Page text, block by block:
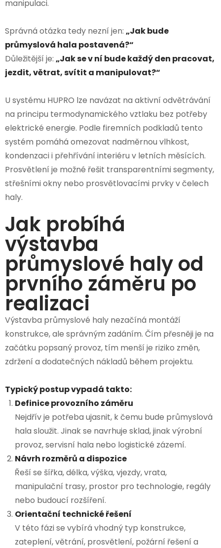
manipulaci.
Správná otázka tedy nezní jen: „Jak bude
průmyslová hala postavená?“
Důležitější je: „Jak se v ní bude každý den pracovat,
jezdit, větrat, svítit a manipulovat?“
U systému HUPRO lze navázat na aktivní odvětrávání
na principu termodynamického vztlaku bez potřeby
elektrické energie. Podle firemních podkladů tento
systém pomáhá omezovat nadměrnou vlhkost,
kondenzaci i přehřívání interiéru v letních měsících.
Prosvětlení je možné řešit transparentními segmenty,
střešními okny nebo prosvětlovacími prvky v čelech
haly.
Jak probíhá
výstavba
průmyslové haly od
prvního záměru po
realizaci
Výstavba průmyslové haly nezačíná montáží
konstrukce, ale správným zadáním. Čím přesněji je na
začátku popsaný provoz, tím menší je riziko změn,
zdržení a dodatečných nákladů během projektu.
Typický postup vypadá takto:
Definice provozního záměru
Nejdřív je potřeba ujasnit, k čemu bude průmyslová
hala sloužit. Jinak se navrhuje sklad, jinak výrobní
provoz, servisní hala nebo logistické zázemí.
Návrh rozměrů a dispozice
Řeší se šířka, délka, výška, vjezdy, vrata,
manipulační trasy, prostor pro technologie, regály
nebo budoucí rozšíření.
Orientační technické řešení
V této fázi se vybírá vhodný typ konstrukce,
zateplení, větrání, prosvětlení, požární řešení a